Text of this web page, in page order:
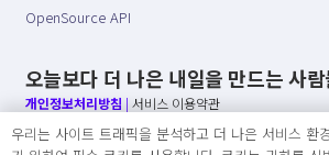
OpenSource API
오늘보다 더 나은 내일을 만드는 사
개인정보처리방침 | 서비스 이용약관
○ 개인정보보호 컴플라이언스를 선도하겠습니다.
우리는 사이트 트래픽을 분석하고 더 나은 서비스 환